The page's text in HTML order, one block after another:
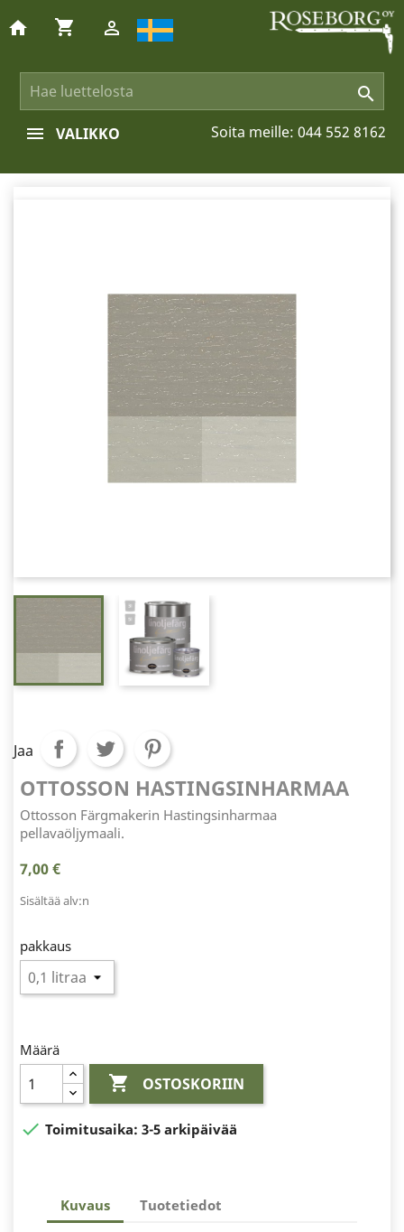

home shopping_cart 
Soita meille: 044 552 8162
VALIKKO
Jaa
OTTOSSON HASTINGSINHARMAA
Ottosson Färgmakerin Hastingsinharmaa
pellavaöljymaali.
7,00 €
Sisältää alv:n
pakkaus
Määrä
 OSTOSKORIIN
 Toimitusaika: 3-5 arkipäivää
Kuvaus Tuotetiedot